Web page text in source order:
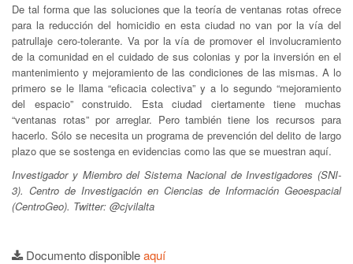
De tal forma que las soluciones que la teoría de ventanas rotas ofrece
para la reducción del homicidio en esta ciudad no van por la vía del
patrullaje cero-tolerante. Va por la vía de promover el involucramiento
de la comunidad en el cuidado de sus colonias y por la inversión en el
mantenimiento y mejoramiento de las condiciones de las mismas. A lo
primero se le llama “eficacia colectiva” y a lo segundo “mejoramiento
del espacio” construido. Esta ciudad ciertamente tiene muchas
“ventanas rotas” por arreglar. Pero también tiene los recursos para
hacerlo. Sólo se necesita un programa de prevención del delito de largo
plazo que se sostenga en evidencias como las que se muestran aquí.
Investigador y Miembro del Sistema Nacional de Investigadores (SNI-
3). Centro de Investigación en Ciencias de Información Geoespacial
(CentroGeo). Twitter: @cjvilalta
Documento disponibleaquí